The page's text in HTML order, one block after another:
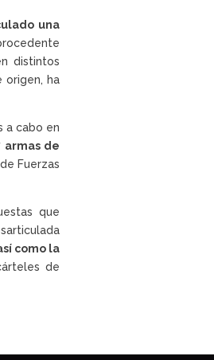
una
distintos
origen, ha
a cabo en
armas de
Fuerzas
que
como la
de